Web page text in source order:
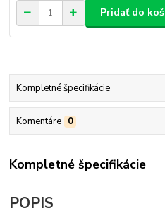
Pridať do
Kompletné špecifikácie
Komentáre 0
Kompletné špecifikácie
POPIS